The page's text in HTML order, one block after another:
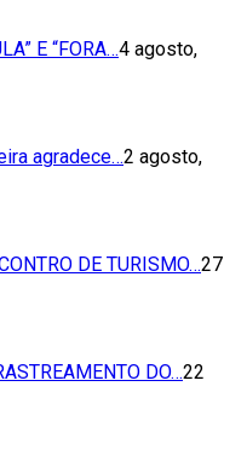
E “FORA…4 agosto,
agradece…2 agosto,
DE TURISMO…27
DO…22